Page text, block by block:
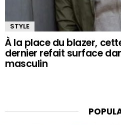
STYLE
À la place du blazer,
dernier refait surface
masculin